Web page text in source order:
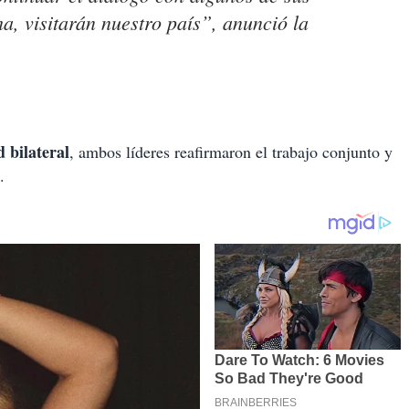
visitarán nuestro país”, anunció la
bilateral, ambos líderes reafirmaron el trabajo conjunto y